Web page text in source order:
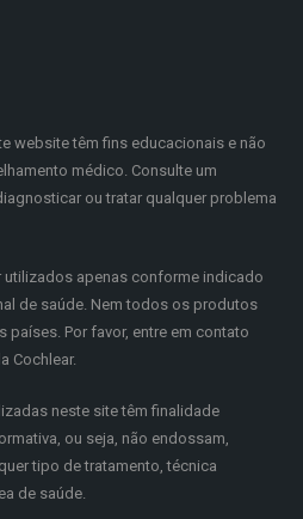
website têm fins educacionais e não
médico. Consulte um
ou tratar qualquer problema
apenas conforme indicado
de saúde. Nem todos os produtos
Por favor, entre em contato
Cochlear.
neste site têm finalidade
ou seja, não endossam,
tipo de tratamento, técnica
de saúde.